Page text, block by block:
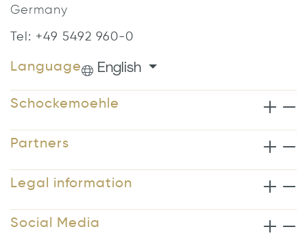
Germany
Tel: +49 5492 960-0
Language English
Schockemoehle
Partners
Legal information
Social Media